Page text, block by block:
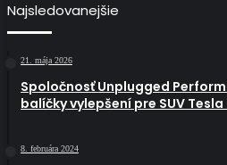
Najsledovanejšie
21. mája 2026
Spoločnosť Unplugged
balíčky vylepšení pre SUV
8. februára 2024